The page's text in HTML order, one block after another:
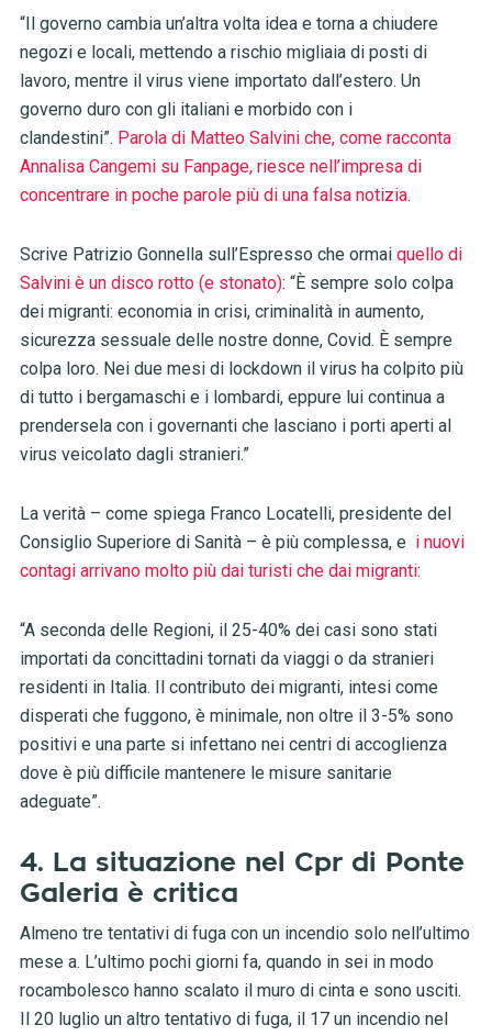
“Il governo cambia un’altra volta idea e torna a chiudere
negozi e locali, mettendo a rischio migliaia di posti di
lavoro, mentre il virus viene importato dall’estero. Un
governo duro con gli italiani e morbido con i
clandestini”. Parola di Matteo Salvini che, come racconta
Annalisa Cangemi su Fanpage, riesce nell’impresa di
concentrare in poche parole più di una falsa notizia.
Scrive Patrizio Gonnella sull’Espresso che ormai quello di
Salvini è un disco rotto (e stonato): “È sempre solo colpa
dei migranti: economia in crisi, criminalità in aumento,
sicurezza sessuale delle nostre donne, Covid. È sempre
colpa loro. Nei due mesi di lockdown il virus ha colpito più
di tutto i bergamaschi e i lombardi, eppure lui continua a
prendersela con i governanti che lasciano i porti aperti al
virus veicolato dagli stranieri.”
La verità – come spiega Franco Locatelli, presidente del
Consiglio Superiore di Sanità – è più complessa, e i nuovi
contagi arrivano molto più dai turisti che dai migranti:
“A seconda delle Regioni, il 25-40% dei casi sono stati
importati da concittadini tornati da viaggi o da stranieri
residenti in Italia. Il contributo dei migranti, intesi come
disperati che fuggono, è minimale, non oltre il 3-5% sono
positivi e una parte si infettano nei centri di accoglienza
dove è più difficile mantenere le misure sanitarie
adeguate”.
4. La situazione nel Cpr di Ponte
Galeria è critica
Almeno tre tentativi di fuga con un incendio solo nell’ultimo
mese a. L’ultimo pochi giorni fa, quando in sei in modo
rocambolesco hanno scalato il muro di cinta e sono usciti.
Il 20 luglio un altro tentativo di fuga, il 17 un incendio nel